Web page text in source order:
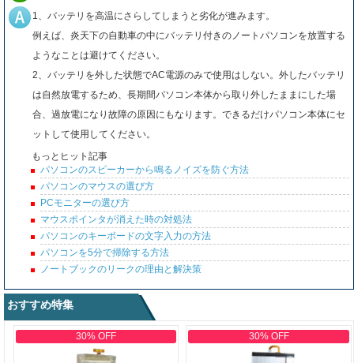
1、バッテリを高温にさらしてしまうと劣化が進みます。
例えば、炎天下の自動車の中にバッテリ付きのノートパソコンを放置する
ようなことは避けてください。
2、バッテリを外した状態でAC電源のみで使用はしない。外したバッテリ
は自然放電するため、長期間パソコン本体から取り外したままにした場
合、過放電になり故障の原因にもなります。できるだけパソコン本体にセ
ットして使用してください。
もっとヒット記事
パソコンのスピーカーから鳴るノイズを防ぐ方法
パソコンのマウスの選び方
PCモニターの選び方
マウスポインタが消えた時の対処法
パソコンのキーボードの文字入力の方法
パソコンを5分で掃除する方法
ノートブックのリークの理由と解決策
おすすめ特集
30% OFF 30% OFF